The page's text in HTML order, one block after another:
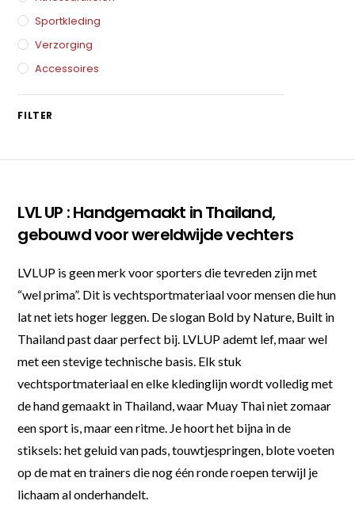
Sportkleding
Verzorging
Accessoires
FILTER
LVL UP : Handgemaakt in Thailand,
gebouwd voor wereldwijde vechters
LVLUP is geen merk voor sporters die tevreden zijn met
“wel prima”. Dit is vechtsportmateriaal voor mensen die hun
lat net iets hoger leggen. De slogan Bold by Nature, Built in
Thailand past daar perfect bij. LVLUP ademt lef, maar wel
met een stevige technische basis. Elk stuk
vechtsportmateriaal en elke kledinglijn wordt volledig met
de hand gemaakt in Thailand, waar Muay Thai niet zomaar
een sport is, maar een ritme. Je hoort het bijna in de
stiksels: het geluid van pads, touwtjespringen, blote voeten
op de mat en trainers die nog één ronde roepen terwijl je
lichaam al onderhandelt.